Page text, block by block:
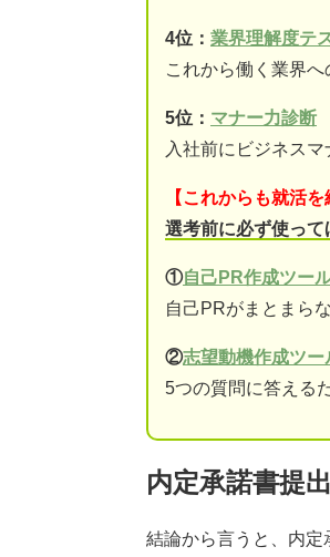
4位： 業界理解度テ
これから働く業界
5位： マナー力診断
入社前にビジネスマ
【これからも就活を
選考前に必ず使っ
①自己PR作成ツー
自己PRがまとまら
②志望動機作成ツー
5つの質問に答える
内定承諾書提
結論から言うと、内